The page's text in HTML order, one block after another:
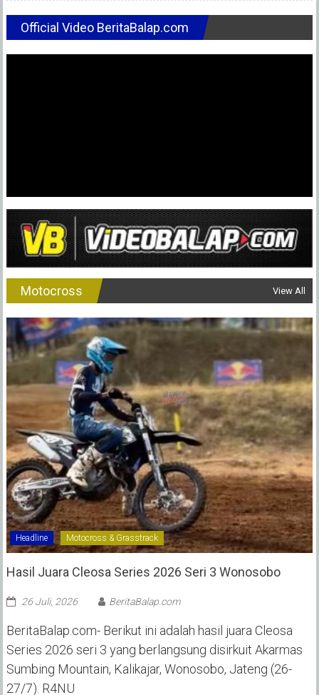
Official Video BeritaBalap.com
Motocross View All
Headline Motocross & Grasstrack
Hasil Juara Cleosa Series 2026 Seri 3 Wonosobo ‎
26 Juli, 2026 BeritaBalap.com
BeritaBalap.com- Berikut ini adalah hasil juara Cleosa
Series 2026 seri 3 yang berlangsung disirkuit Akarmas
Sumbing Mountain, Kalikajar, Wonosobo, Jateng (26-
27/7). R4NU